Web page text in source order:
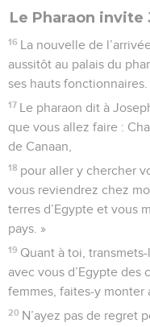
Le Pharaon invite
16 La nouvelle de
aussitôt au palais du
ses hauts fonctionnaires.
17 Le pharaon dit à
que vous allez faire :
de Canaan,
18 pour aller y chercher
vous reviendrez chez
terres d’Egypte et vous
pays. »
19 Quant à toi,
avec vous d’Egypte des
femmes, faites-y monter
20 N’ayez pas de regret